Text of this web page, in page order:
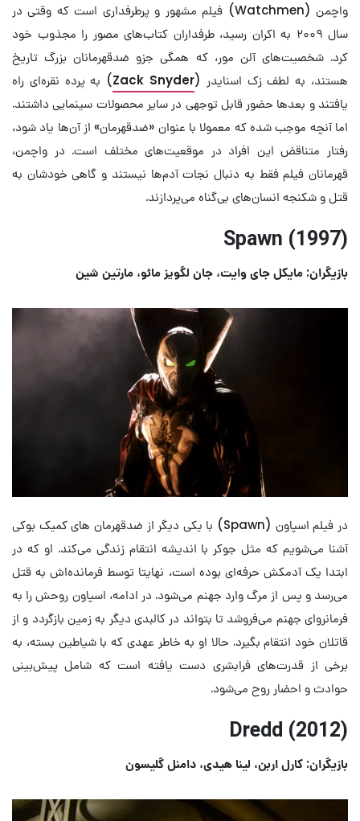
واچمن (Watchmen) فیلم مشهور و پرطرفداری است که وقتی در
سال ۲۰۰۹ به اکران رسید، طرفداران کتاب‌های مصور را مجذوب خود
کرد. شخصیت‌های آلن مور، که همگی جزو ضدقهرمانان بزرگ تاریخ
هستند، به لطف زک اسنایدر (Zack Snyder) به پرده نقره‌ای راه
یافتند و بعدها حضور قابل توجهی در سایر محصولات سینمایی داشتند.
اما آنچه موجب شده که معمولا با عنوان «ضدقهرمان» از آن‌ها یاد شود،
رفتار متناقض این افراد در موقعیت‌های مختلف است. در واچمن،
قهرمانان فیلم فقط به دنبال نجات آدم‌ها نیستند و گاهی خودشان به
قتل و شکنجه انسان‌های بی‌گناه می‌پردازند.
Spawn (1997)
بازیگران: مایکل جای وایت، جان لگویز مائو، مارتین شین
در فیلم اسپاون (Spawn) با یکی دیگر از ضدقهرمان های کمیک بوکی
آشنا می‌شویم که مثل جوکر با اندیشه انتقام زندگی می‌کند. او که در
ابتدا یک آدمکش حرفه‌ای بوده است، نهایتا توسط فرمانده‌اش به قتل
می‌رسد و پس از مرگ وارد جهنم می‌شود. در ادامه، اسپاون روحش را به
فرمانروای جهنم می‌فروشد تا بتواند در کالبدی دیگر به زمین بازگردد و از
قاتلان خود انتقام بگیرد. حالا او به خاطر عهدی که با شیاطین بسته، به
برخی از قدرت‌های فرابشری دست یافته است که شامل پیش‌بینی
حوادث و احضار روح می‌شود.
Dredd (2012)
بازیگران: کارل اربن، لینا هیدی، دامنل گلیسون